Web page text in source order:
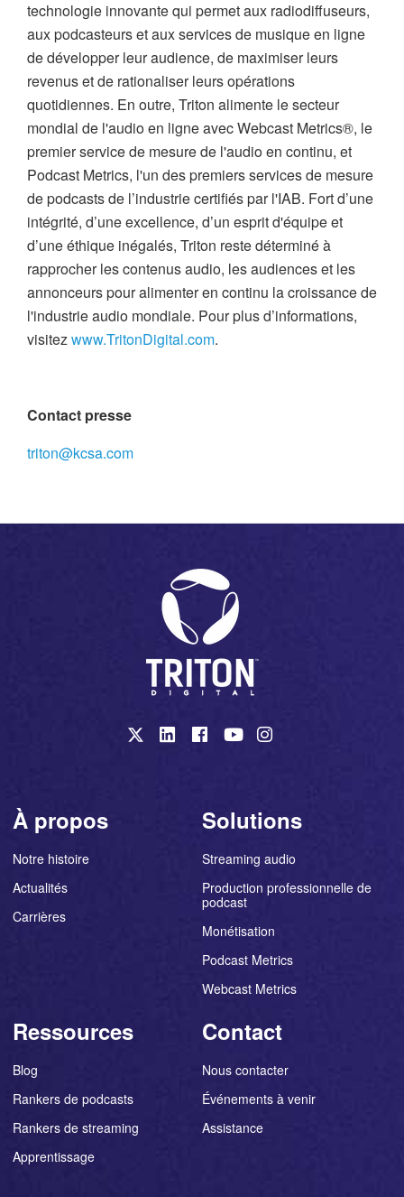
technologie innovante qui permet aux radiodiffuseurs,
aux podcasteurs et aux services de musique en ligne
de développer leur audience, de maximiser leurs
revenus et de rationaliser leurs opérations
quotidiennes. En outre, Triton alimente le secteur
mondial de l'audio en ligne avec Webcast Metrics®, le
premier service de mesure de l'audio en continu, et
Podcast Metrics, l'un des premiers services de mesure
de podcasts de l’industrie certifiés par l'IAB. Fort d’une
intégrité, d’une excellence, d’un esprit d'équipe et
d’une éthique inégalés, Triton reste déterminé à
rapprocher les contenus audio, les audiences et les
annonceurs pour alimenter en continu la croissance de
l'industrie audio mondiale. Pour plus d’informations,
visitezwww.TritonDigital.com.
Contact presse
triton@kcsa.com
À propos
Notre histoire
Actualités
Carrières
Solutions
Streaming audio
Production professionnelle de
podcast
Monétisation
Podcast Metrics
Webcast Metrics
Ressources
Blog
Rankers de podcasts
Rankers de streaming
Apprentissage
Contact
Nous contacter
Événements à venir
Assistance